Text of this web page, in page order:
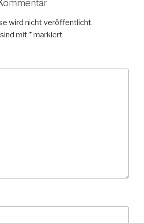
wird nicht veröffentlicht.
mit *markiert